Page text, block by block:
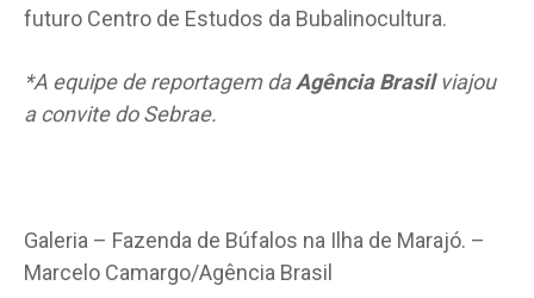
futuro Centro de Estudos da Bubalinocultura.
*A equipe de reportagem daAgência Brasilviajou
a convite do Sebrae.
Galeria – Fazenda de Búfalos na Ilha de Marajó. –
Marcelo Camargo/Agência Brasil